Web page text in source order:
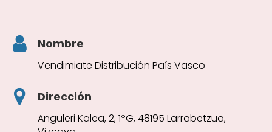
Nombre
Vendimiate Distribución País Vasco
Dirección
Anguleri Kalea, 2, 1ºG, 48195 Larrabetzua,